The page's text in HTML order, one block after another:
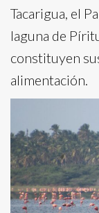
Tacarigua, el
laguna de
constituyen
alimentación.